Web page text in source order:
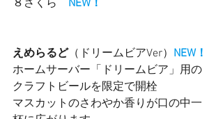
８さくら NEW！
えめらるど（ドリームビアVer） NEW！
ホームサーバー「ドリームビア」用の
クラフトビールを限定で開栓
マスカットのさわやか香りが口の中一